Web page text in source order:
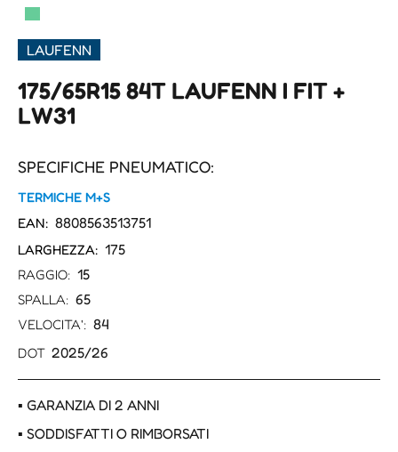
▀
LAUFENN
175/65R15 84T LAUFENN I FIT +
LW31
SPECIFICHE PNEUMATICO:
TERMICHE M+S
EAN: 8808563513751
LARGHEZZA: 175
RAGGIO: 15
SPALLA: 65
VELOCITA': 84
DOT 2025/26
▪ GARANZIA DI 2 ANNI
▪ SODDISFATTI O RIMBORSATI